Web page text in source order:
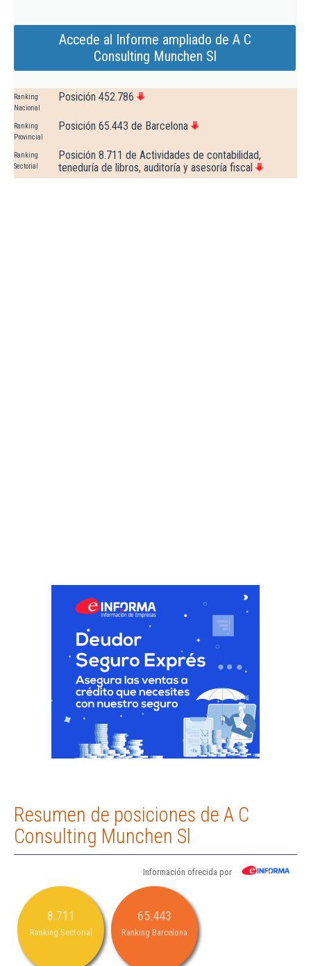
Accede al Informe ampliado de A C
Consulting Munchen Sl
Ranking
Nacional
Posición 452.786
Ranking
Provincial
Posición 65.443 de Barcelona
Ranking
Sectorial
Posición 8.711 de Actividades de contabilidad,
teneduría de libros, auditoría y asesoría fiscal
Resumen de posiciones de A C
Consulting Munchen Sl
Información ofrecida por
8.711
Ranking Sectorial
65.443
Ranking Barcelona